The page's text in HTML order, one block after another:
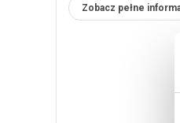
Zobacz pełne